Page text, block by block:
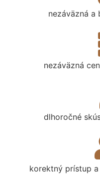
nezáväzná a
nezáväzná
dlhoročné
korektný prístup